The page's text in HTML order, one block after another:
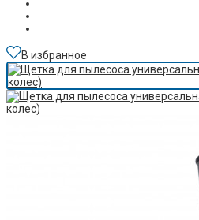
В избранное